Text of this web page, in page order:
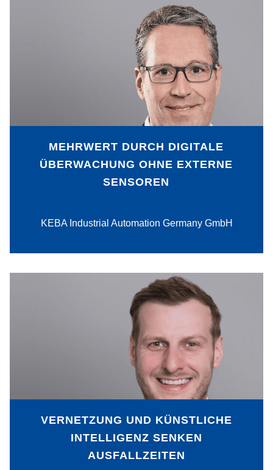
MEHRWERT DURCH DIGITALE
ÜBERWACHUNG OHNE EXTERNE
SENSOREN
KEBA Industrial Automation Germany GmbH
Zustandsbasierte Wartung senkt Ausfall-,
Wartungs- und Ersatzteilkosten in der
Produktion. Notwendig dafür ist die
digitale Erfassung und Auswertung von
Messdaten in den Maschinen und
Anlagen. Eine neue Lösung der KEBA
Group AG für Antriebsstränge kommt
ohne externe Sensoren aus und
erleichtert so die Einführung digitaler
Überwachung.
PDF-Download
VERNETZUNG UND KÜNSTLICHE
INTELLIGENZ SENKEN
AUSFALLZEITEN
Um die wachsenden Anforderungen aus
der Industrie zu erfüllen, ermöglicht die
Laserline GmbH die digitale Integration
ihrer Lasersysteme in die Produktions-
Software ihrer Kundschaft. Durch
Auswertung großer Mengen nun
verfügbarer Detaildaten mittels
Künstlicher Intelligenz (KI) lassen sich
unter anderem Wartungszeitpunkte und